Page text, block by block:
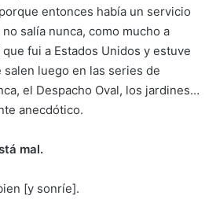
entonces había un servicio
salía nunca, como mucho a
fui a Estados Unidos y estuve
luego en las series de
el Despacho Oval, los jardines…
anecdótico.
mal.
[y sonríe].